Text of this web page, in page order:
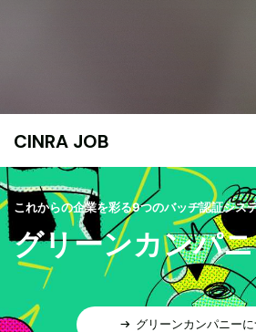
CINRA JOB
これからの企業を彩る9つのバッヂ認証シス
グリーンカンパ
グリーンカンパニー